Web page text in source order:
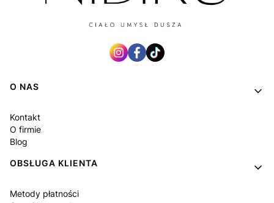
Linki w stopce
O NAS
Kontakt
O firmie
Blog
OBSŁUGA KLIENTA
Metody płatności